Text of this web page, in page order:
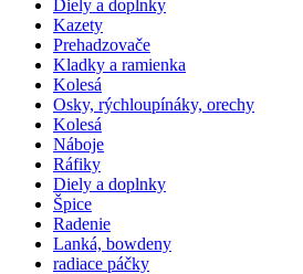
Diely a doplnky
Kazety
Prehadzovače
Kladky a ramienka
Kolesá
Osky, rýchloupínáky, orechy
Kolesá
Náboje
Ráfiky
Diely a doplnky
Špice
Radenie
Lanká, bowdeny
radiace páčky